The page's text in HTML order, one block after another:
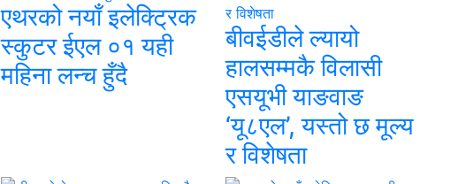
एथरको नयाँ इलेक्ट्रिक
स्कुटर ईएल ०१ यही
महिना लन्च हुँदै
बीवईडीले ल्यायो
हालसम्मकै विलासी
एसयूभी याङवाङ
‘यू८एल’, यस्तो छ मूल्य
र विशेषता